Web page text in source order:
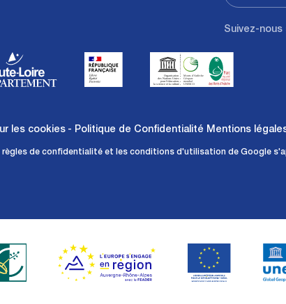
Suivez-nous
les cookies Politique de Confidentialité Mentions
règles de confidentialitéet les conditions d'utilisation de Google